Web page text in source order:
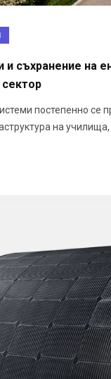
и съхранение на
постепенно се
на